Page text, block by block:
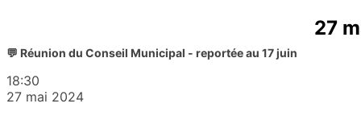
27
💬 Réunion du Conseil Municipal - reportée au 17 juin
18:30
27 mai 2024